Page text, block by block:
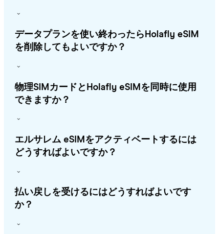
データプランを使い終わったらHolafly eSIM
を削除してもよいですか？
物理SIMカードとHolafly eSIMを同時に使用
できますか？
エルサレム eSIMをアクティベートするには
どうすればよいですか？
払い戻しを受けるにはどうすればよいです
か？